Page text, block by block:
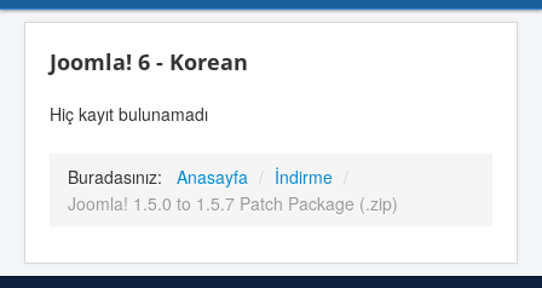
Joomla! 6 - Korean
Hiç kayıt bulunamadı
Buradasınız: Anasayfa / İndirme /
Joomla! 1.5.0 to 1.5.7 Patch Package (.zip)